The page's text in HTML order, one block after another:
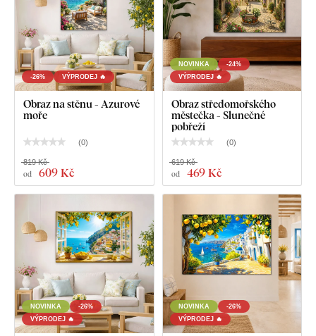
Co najdete v balíku?
Dřevěný obraz - Přímořský ráj
V předem namontovaný háček / háčky na druhé straně
obrazu
Přehledný návod na montáž
-26% VÝPRODEJ 🔥
Obraz na stěnu - Azurové
moře
(0)
od 609 Kč
819 Kč
NOVINKA
-24%
VÝPRODEJ 🔥
Obraz středomořského
městečka - Slunečné
pobřeží
(0)
od 469 Kč
619 Kč
NOVINKA
-26%
VÝPRODEJ 🔥
NOVINKA
-26%
VÝPRODEJ 🔥